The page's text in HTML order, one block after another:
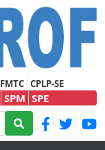
FMTC CPLP-SE
SPM SPE